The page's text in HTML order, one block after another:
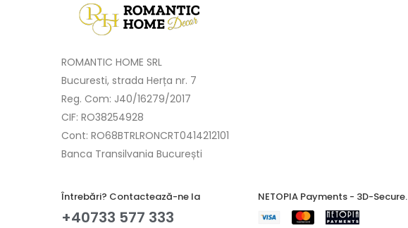
ROMANTIC HOME SRL
Bucuresti, strada Herța nr. 7
Reg. Com: J40/16279/2017
CIF: RO38254928
Cont: RO68BTRLRONCRT0414212101
Banca Transilvania București
Întrebări? Contactează-ne la
+40733 577 333
NETOPIA Payments - 3D-Secure.